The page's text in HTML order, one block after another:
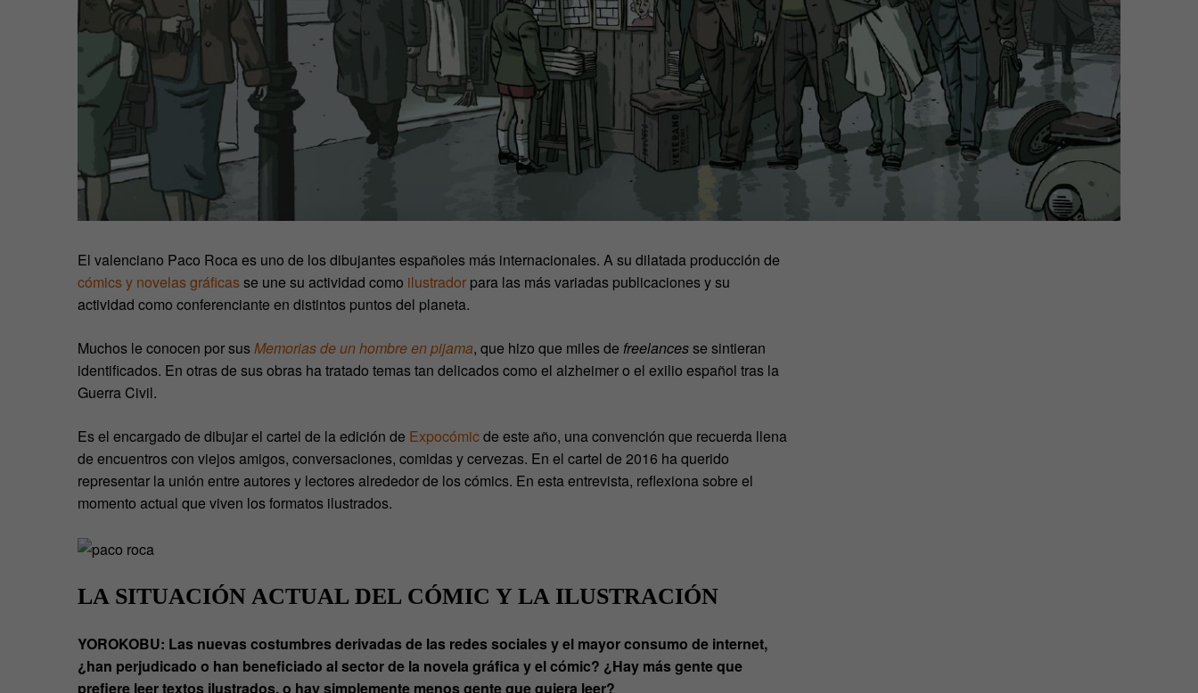
El valenciano Paco Roca es uno de los dibujantes españoles más internacionales. A su dilatada producción de
cómics y novelas gráficasse une su actividad como ilustrador para las más variadas publicaciones y su
actividad como conferenciante en distintos puntos del planeta.
Muchos le conocen por susMemorias de un hombre en pijama, que hizo que miles de freelancesse sintieran
identificados. En otras de sus obras ha tratado temas tan delicados como el alzheimer o el exilio español tras la
Guerra Civil.
Es el encargado de dibujar el cartel de la edición de Expocómicde este año, una convención que recuerda llena
de encuentros con viejos amigos, conversaciones, comidas y cervezas. En el cartel de 2016 ha querido
representar la unión entre autores y lectores alrededor de los cómics. En esta entrevista, reflexiona sobre el
momento actual que viven los formatos ilustrados.
LA SITUACIÓN ACTUAL DEL CÓMIC Y LA ILUSTRACIÓN
YOROKOBU: Las nuevas costumbres derivadas de las redes sociales y el mayor consumo de internet,
¿han perjudicado o han beneficiado al sector de la novela gráfica y el cómic? ¿Hay más gente que
prefiere leer textos ilustrados, o hay simplemente menos gente que quiera leer?